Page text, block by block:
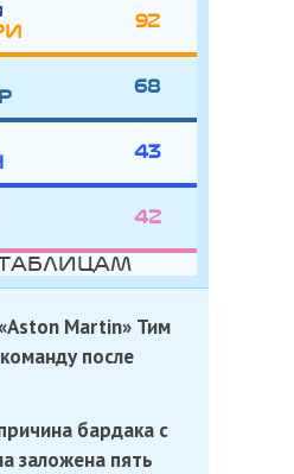
92
68
43
42
Martin» Тим
после
бардака с
заложена пять